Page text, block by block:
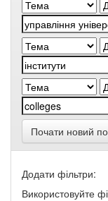
Почати новий
Додати фільтри:
Використовуйте